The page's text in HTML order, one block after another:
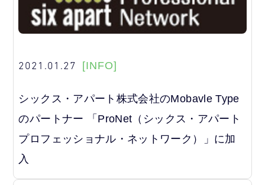
2021.01.27 [INFO]
シックス・アパート株式会社のMobavle Type
のパートナー 「ProNet（シックス・アパート
プロフェッショナル・ネットワーク）」に加
入